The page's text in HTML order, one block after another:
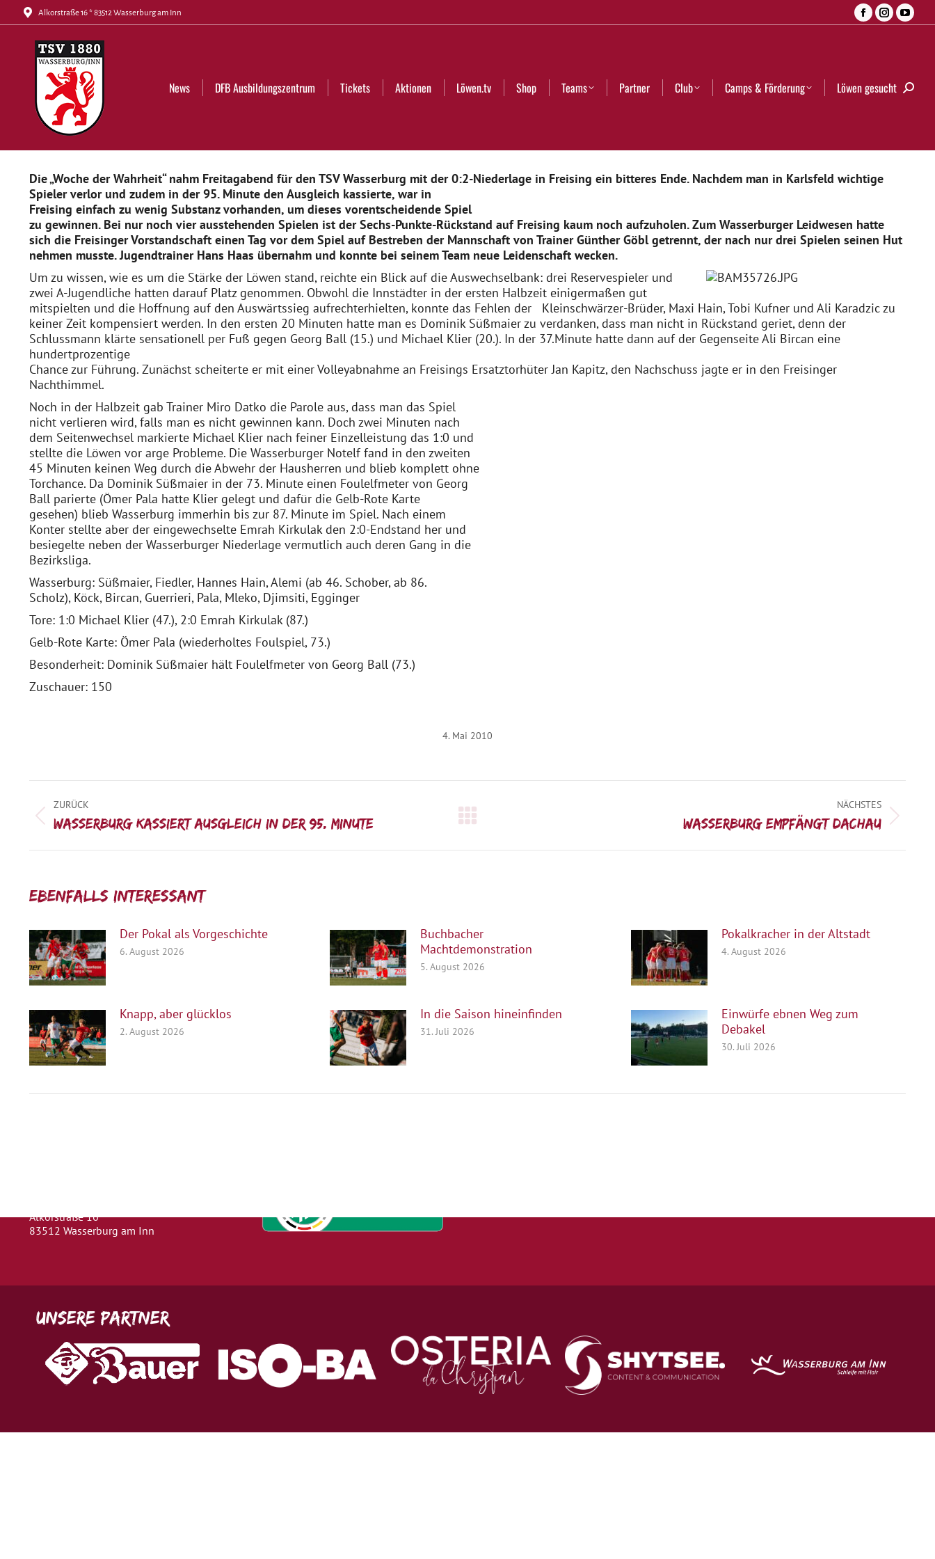
Alkorstraße 16 * 83512 Wasserburg am Inn
Facebook
newnewnew
News DFB Ausbildungszentrum Tickets Aktionen Löwen.tv Shop Teams Partner Club Camps & Förderung Löwen gesucht
Die „Woche der Wahrheit“ nahm Freitagabend für den TSV Wasserburg mit der 0:2-Niederlage in Freising ein bitteres Ende. Nachdem man in Karlsfeld wichtige
Spieler verlor und zudem in der 95. Minute den Ausgleich kassierte, war in
Freising einfach zu wenig Substanz vorhanden, um dieses vorentscheidende Spiel
zu gewinnen. Bei nur noch vier ausstehenden Spielen ist der Sechs-Punkte-Rückstand auf Freising kaum noch aufzuholen. Zum Wasserburger Leidwesen hatte
sich die Freisinger Vorstandschaft einen Tag vor dem Spiel auf Bestreben der Mannschaft von Trainer Günther Göbl getrennt, der nach nur drei Spielen seinen Hut
nehmen musste. Jugendtrainer Hans Haas übernahm und konnte bei seinem Team neue Leidenschaft wecken.
Um zu wissen, wie es um die Stärke der Löwen stand, reichte ein Blick auf die Auswechselbank: drei Reservespieler und
zwei A-Jugendliche hatten darauf Platz genommen. Obwohl die Innstädter in der ersten Halbzeit einigermaßen gut
mitspielten und die Hoffnung auf den Auswärtssieg aufrechterhielten, konnte das Fehlen der Kleinschwärzer-Brüder, Maxi Hain, Tobi Kufner und Ali Karadzic zu
keiner Zeit kompensiert werden. In den ersten 20 Minuten hatte man es Dominik Süßmaier zu verdanken, dass man nicht in Rückstand geriet, denn der
Schlussmann klärte sensationell per Fuß gegen Georg Ball (15.) und Michael Klier (20.). In der 37.Minute hatte dann auf der Gegenseite Ali Bircan eine
hundertprozentige
Chance zur Führung. Zunächst scheiterte er mit einer Volleyabnahme an Freisings Ersatztorhüter Jan Kapitz, den Nachschuss jagte er in den Freisinger
Nachthimmel.
Noch in der Halbzeit gab Trainer Miro Datko die Parole aus, dass man das Spiel
nicht verlieren wird, falls man es nicht gewinnen kann. Doch zwei Minuten nach
dem Seitenwechsel markierte Michael Klier nach feiner Einzelleistung das 1:0 und
stellte die Löwen vor arge Probleme. Die Wasserburger Notelf fand in den zweiten
45 Minuten keinen Weg durch die Abwehr der Hausherren und blieb komplett ohne
Torchance. Da Dominik Süßmaier in der 73. Minute einen Foulelfmeter von Georg
Ball parierte (Ömer Pala hatte Klier gelegt und dafür die Gelb-Rote Karte
gesehen) blieb Wasserburg immerhin bis zur 87. Minute im Spiel. Nach einem
Konter stellte aber der eingewechselte Emrah Kirkulak den 2:0-Endstand her und
besiegelte neben der Wasserburger Niederlage vermutlich auch deren Gang in die
Bezirksliga.
Wasserburg: Süßmaier, Fiedler, Hannes Hain, Alemi (ab 46. Schober, ab 86.
Scholz), Köck, Bircan, Guerrieri, Pala, Mleko, Djimsiti, Egginger
Tore: 1:0 Michael Klier (47.), 2:0 Emrah Kirkulak (87.)
Gelb-Rote Karte: Ömer Pala (wiederholtes Foulspiel, 73.)
Besonderheit: Dominik Süßmaier hält Foulelfmeter von Georg Ball (73.)
Zuschauer: 150
4. Mai 2010
ZURÜCK
Vorheriger
Wasserburg kassiert Ausgleich in der 95. Minute
NÄCHSTES
Wasserburg empfängt Dachau
Ebenfalls interessant:
Der Pokal als Vorgeschichte
6. August 2026
Buchbacher
Machtdemonstration
5. August 2026
Pokalkracher in der Altstadt
4. August 2026
Knapp, aber glücklos
2. August 2026
In die Saison hineinfinden
31. Juli 2026
Einwürfe ebnen Weg zum
Debakel
30. Juli 2026
Alkorstraße 16
83512 Wasserburg am Inn
Unsere Partner
News DFB Ausbildungszentrum Tickets Aktionen Löwen.tv Shop Teams Partner Club Camps & Förderung Löwen gesucht Search: